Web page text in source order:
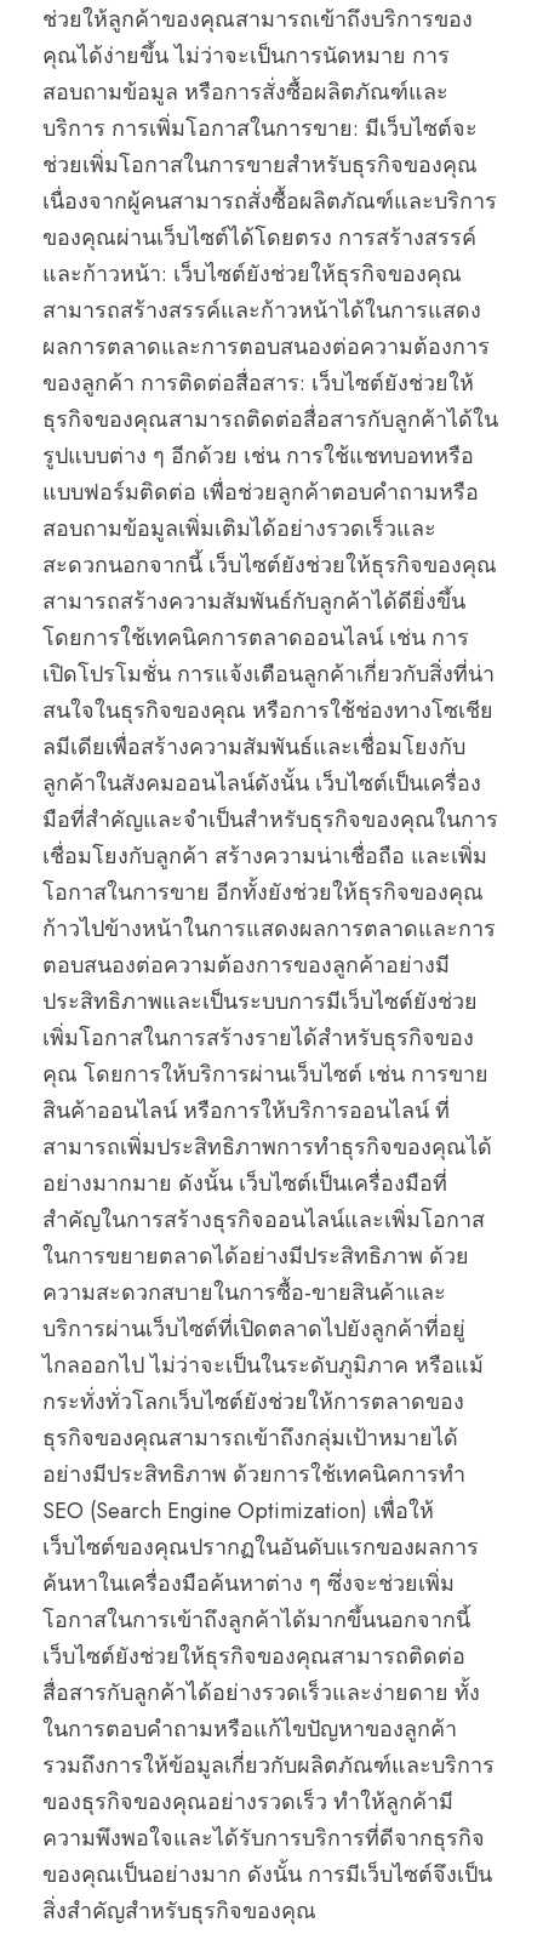
ช่วยให้ลูกค้าของคุณสามารถเข้าถึงบริการของ
คุณได้ง่ายขึ้น ไม่ว่าจะเป็นการนัดหมาย การ
สอบถามข้อมูล หรือการสั่งซื้อผลิตภัณฑ์และ
บริการ การเพิ่มโอกาสในการขาย: มีเว็บไซต์จะ
ช่วยเพิ่มโอกาสในการขายสำหรับธุรกิจของคุณ
เนื่องจากผู้คนสามารถสั่งซื้อผลิตภัณฑ์และบริการ
ของคุณผ่านเว็บไซต์ได้โดยตรง การสร้างสรรค์
และก้าวหน้า: เว็บไซต์ยังช่วยให้ธุรกิจของคุณ
สามารถสร้างสรรค์และก้าวหน้าได้ในการแสดง
ผลการตลาดและการตอบสนองต่อความต้องการ
ของลูกค้า การติดต่อสื่อสาร: เว็บไซต์ยังช่วยให้
ธุรกิจของคุณสามารถติดต่อสื่อสารกับลูกค้าได้ใน
รูปแบบต่าง ๆ อีกด้วย เช่น การใช้แชทบอทหรือ
แบบฟอร์มติดต่อ เพื่อช่วยลูกค้าตอบคำถามหรือ
สอบถามข้อมูลเพิ่มเติมได้อย่างรวดเร็วและ
สะดวกนอกจากนี้ เว็บไซต์ยังช่วยให้ธุรกิจของคุณ
สามารถสร้างความสัมพันธ์กับลูกค้าได้ดียิ่งขึ้น
โดยการใช้เทคนิคการตลาดออนไลน์ เช่น การ
เปิดโปรโมชั่น การแจ้งเตือนลูกค้าเกี่ยวกับสิ่งที่น่า
สนใจในธุรกิจของคุณ หรือการใช้ช่องทางโซเชีย
ลมีเดียเพื่อสร้างความสัมพันธ์และเชื่อมโยงกับ
ลูกค้าในสังคมออนไลน์ดังนั้น เว็บไซต์เป็นเครื่อง
มือที่สำคัญและจำเป็นสำหรับธุรกิจของคุณในการ
เชื่อมโยงกับลูกค้า สร้างความน่าเชื่อถือ และเพิ่ม
โอกาสในการขาย อีกทั้งยังช่วยให้ธุรกิจของคุณ
ก้าวไปข้างหน้าในการแสดงผลการตลาดและการ
ตอบสนองต่อความต้องการของลูกค้าอย่างมี
ประสิทธิภาพและเป็นระบบการมีเว็บไซต์ยังช่วย
เพิ่มโอกาสในการสร้างรายได้สำหรับธุรกิจของ
คุณ โดยการให้บริการผ่านเว็บไซต์ เช่น การขาย
สินค้าออนไลน์ หรือการให้บริการออนไลน์ ที่
สามารถเพิ่มประสิทธิภาพการทำธุรกิจของคุณได้
อย่างมากมาย ดังนั้น เว็บไซต์เป็นเครื่องมือที่
สำคัญในการสร้างธุรกิจออนไลน์และเพิ่มโอกาส
ในการขยายตลาดได้อย่างมีประสิทธิภาพ ด้วย
ความสะดวกสบายในการซื้อ-ขายสินค้าและ
บริการผ่านเว็บไซต์ที่เปิดตลาดไปยังลูกค้าที่อยู่
ไกลออกไป ไม่ว่าจะเป็นในระดับภูมิภาค หรือแม้
กระทั่งทั่วโลกเว็บไซต์ยังช่วยให้การตลาดของ
ธุรกิจของคุณสามารถเข้าถึงกลุ่มเป้าหมายได้
อย่างมีประสิทธิภาพ ด้วยการใช้เทคนิคการทำ
SEO (Search Engine Optimization) เพื่อให้
เว็บไซต์ของคุณปรากฏในอันดับแรกของผลการ
ค้นหาในเครื่องมือค้นหาต่าง ๆ ซึ่งจะช่วยเพิ่ม
โอกาสในการเข้าถึงลูกค้าได้มากขึ้นนอกจากนี้
เว็บไซต์ยังช่วยให้ธุรกิจของคุณสามารถติดต่อ
สื่อสารกับลูกค้าได้อย่างรวดเร็วและง่ายดาย ทั้ง
ในการตอบคำถามหรือแก้ไขปัญหาของลูกค้า
รวมถึงการให้ข้อมูลเกี่ยวกับผลิตภัณฑ์และบริการ
ของธุรกิจของคุณอย่างรวดเร็ว ทำให้ลูกค้ามี
ความพึงพอใจและได้รับการบริการที่ดีจากธุรกิจ
ของคุณเป็นอย่างมาก ดังนั้น การมีเว็บไซต์จึงเป็น
สิ่งสำคัญสำหรับธุรกิจของคุณ